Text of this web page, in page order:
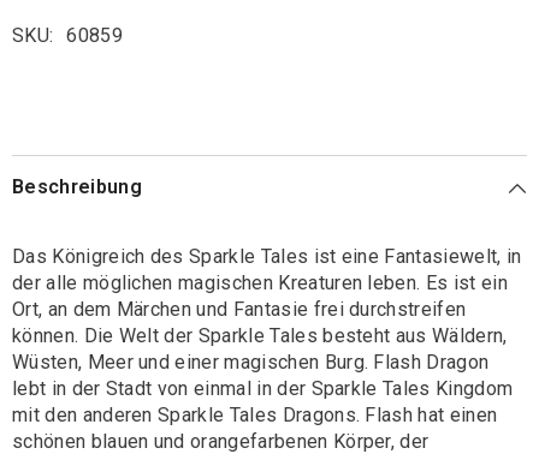
SKU: 60859
Beschreibung
Das Königreich des Sparkle Tales ist eine Fantasiewelt, in
der alle möglichen magischen Kreaturen leben. Es ist ein
Ort, an dem Märchen und Fantasie frei durchstreifen
können. Die Welt der Sparkle Tales besteht aus Wäldern,
Wüsten, Meer und einer magischen Burg. Flash Dragon
lebt in der Stadt von einmal in der Sparkle Tales Kingdom
mit den anderen Sparkle Tales Dragons. Flash hat einen
schönen blauen und orangefarbenen Körper, der